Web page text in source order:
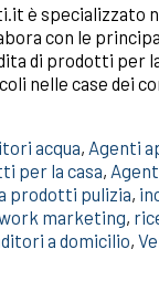
è specializzato
con le
di prodotti per
nelle case dei
acqua, Agenti
per la casa,
prodotti pulizia,
marketing,
a domicilio,